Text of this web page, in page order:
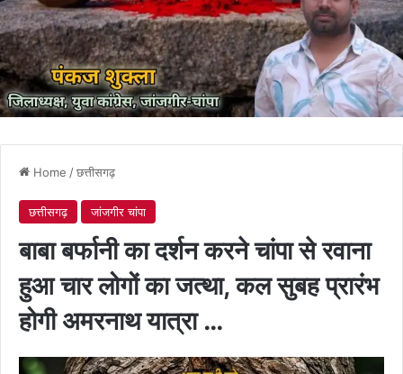
Home /छत्तीसगढ़
छत्तीसगढ़ जांजगीर चांपा
बाबा बर्फानी का दर्शन करने चांपा से रवाना
हुआ चार लोगों का जत्था, कल सुबह प्रारंभ
होगी अमरनाथ यात्रा …